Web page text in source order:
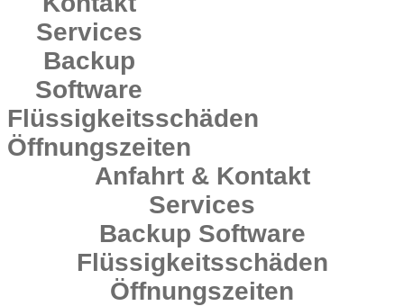
Services
Backup
Software
Flüssigkeitsschäden
Öffnungszeiten
Anfahrt & Kontakt
Services
Backup Software
Flüssigkeitsschäden
Öffnungszeiten